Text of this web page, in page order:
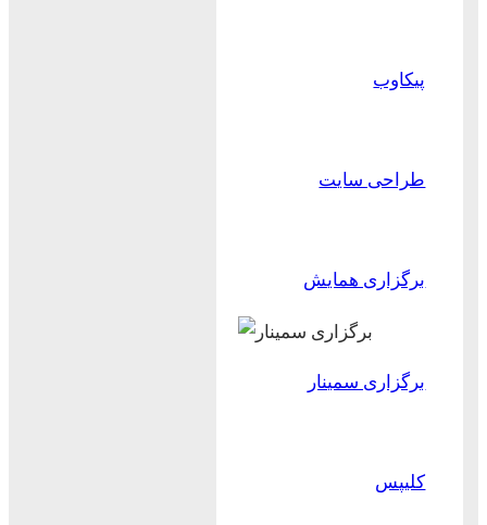
پیکاوب
طراحی سایت
برگزاری همایش
برگزاری سمینار
کلیپس